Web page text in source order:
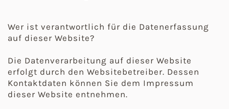
Wer ist verantwortlich für die Datenerfassung
auf dieser Website?
Die Datenverarbeitung auf dieser Website
erfolgt durch den Websitebetreiber. Dessen
Kontaktdaten können Sie dem Impressum
dieser Website entnehmen.